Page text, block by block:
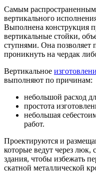
Самым
вертикального
Выполнена конструкция
вертикальные стойки,
ступнями. Она позволяет
проникнуть на чердак
Вертикальное
выполняют по причинам:
небольшой расход
простота
небольшая
работ.
Проектируются и
которые ведут через люк,
здания, чтобы избежать
скатной металлической